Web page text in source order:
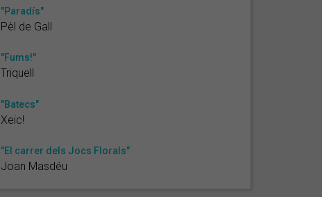
"Paradís"
Pèl de Gall
"Fums!"
Triquell
"Batecs"
Xeic!
"El carrer dels Jocs Florals"
Joan Masdéu